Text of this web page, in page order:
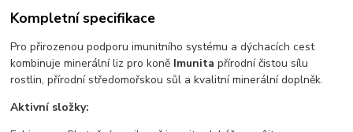
Kompletní specifikace
Pro přirozenou podporu imunitního systému a dýchacích cest
kombinuje minerální liz pro koně Imunita přírodní čistou sílu
rostlin, přírodní středomořskou sůl a kvalitní minerální doplněk.
Aktivní složky: